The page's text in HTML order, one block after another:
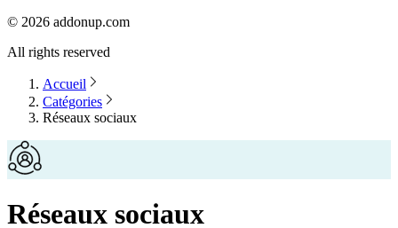
© 2026 addonup.com
All rights reserved
Accueil
Catégories
Réseaux sociaux
Réseaux sociaux